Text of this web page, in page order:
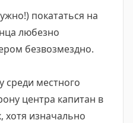
покататься на
любезно
безвозмездно.
среди местного
центра капитан в
хотя изначально